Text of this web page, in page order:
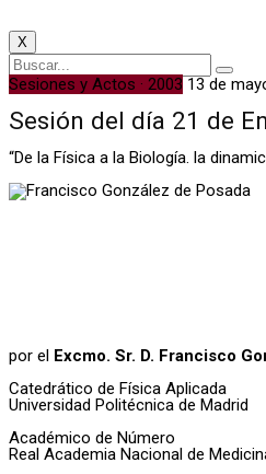
X
Sesiones y Actos · 2003 13 de
Sesión del día 21 de
“De la Física a la Biología. la
por el Excmo. Sr. D. Francisco
Catedrático de Física Aplicada
Universidad Politécnica de Madrid
Académico de Número
Real Academia Nacional de